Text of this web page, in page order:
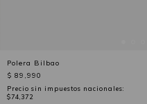
Polera Bilbao
$ 89,990
Precio sin impuestos nacionales:
$74,372